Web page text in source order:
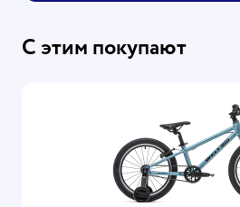
С этим покупают